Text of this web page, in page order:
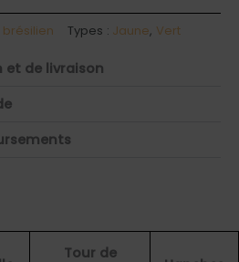
Types : Jaune, Vert
et de livraison
Tour de